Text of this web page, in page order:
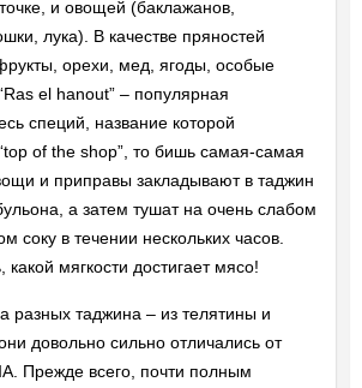
и овощей (баклажанов,
лука). В качестве пряностей
орехи, мед, ягоды, особые
el hanout” – популярная
специй, название которой
of the shop”, то бишь самая-самая
и приправы закладывают в таджин
а затем тушат на очень слабом
соку в течении нескольких часов.
какой мягкости достигает мясо!
разных таджина – из телятины и
довольно сильно отличались от
Прежде всего, почти полным